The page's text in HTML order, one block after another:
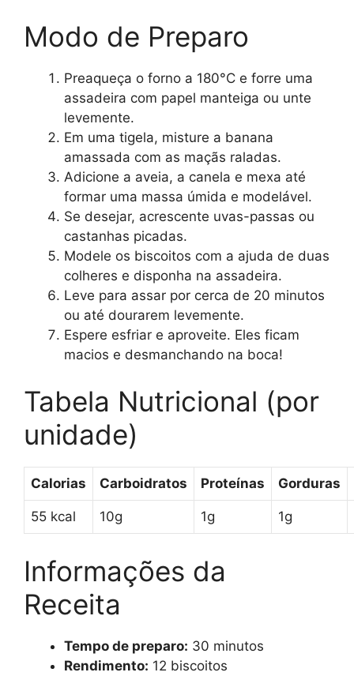
Modo de Preparo
Preaqueça o forno a 180°C e forre uma
assadeira com papel manteiga ou unte
levemente.
Em uma tigela, misture a banana
amassada com as maçãs raladas.
Adicione a aveia, a canela e mexa até
formar uma massa úmida e modelável.
Se desejar, acrescente uvas-passas ou
castanhas picadas.
Modele os biscoitos com a ajuda de duas
colheres e disponha na assadeira.
Leve para assar por cerca de 20 minutos
ou até dourarem levemente.
Espere esfriar e aproveite. Eles ficam
macios e desmanchando na boca!
Tabela Nutricional (por
unidade)
Calorias Carboidratos Proteínas Gorduras
55 kcal 10g 1g 1g
Informações da
Receita
Tempo de preparo: 30 minutos
Rendimento: 12 biscoitos